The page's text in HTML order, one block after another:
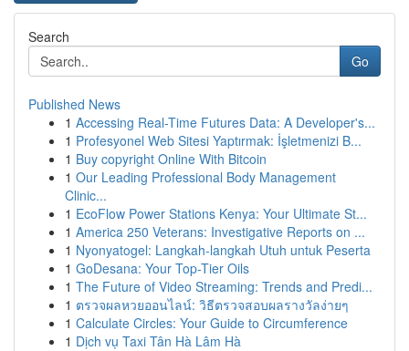
Search
Go
Published News
1 Accessing Real-Time Futures Data: A Developer's...
1 Profesyonel Web Sitesi Yaptırmak: İşletmenizi B...
1 Buy copyright Online With Bitcoin
1 Our Leading Professional Body Management
Clinic...
1 EcoFlow Power Stations Kenya: Your Ultimate St...
1 America 250 Veterans: Investigative Reports on ...
1 Nyonyatogel: Langkah-langkah Utuh untuk Peserta
1 GoDesana: Your Top-Tier Oils
1 The Future of Video Streaming: Trends and Predi...
1 ตรวจผลหวยออนไลน์: วิธีตรวจสอบผลรางวัลง่ายๆ
1 Calculate Circles: Your Guide to Circumference
1 Dịch vụ Taxi Tân Hà Lâm Hà